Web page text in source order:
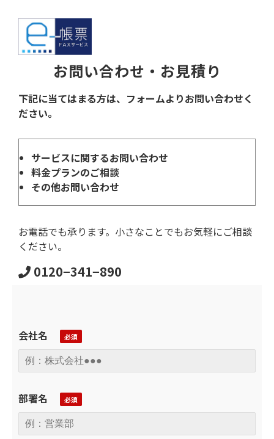
お問い合わせ・お見積り
下記に当てはまる方は、フォームよりお問い合わせく
ださい。
サービスに関するお問い合わせ
料金プランのご相談
その他お問い合わせ
お電話でも承ります。小さなことでもお気軽にご相談
ください。
0120−341−890
会社名
部署名